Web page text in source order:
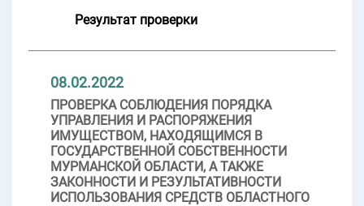
Результат проверки
08.02.2022
ПРОВЕРКА СОБЛЮДЕНИЯ ПОРЯДКА
УПРАВЛЕНИЯ И РАСПОРЯЖЕНИЯ
ИМУЩЕСТВОМ, НАХОДЯЩИМСЯ В
ГОСУДАРСТВЕННОЙ СОБСТВЕННОСТИ
МУРМАНСКОЙ ОБЛАСТИ, А ТАКЖЕ
ЗАКОННОСТИ И РЕЗУЛЬТАТИВНОСТИ
ИСПОЛЬЗОВАНИЯ СРЕДСТВ ОБЛАСТНОГО